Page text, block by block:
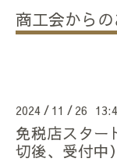
商工会から
2024 / 11 / 26
免税店スター
切後、受付中）